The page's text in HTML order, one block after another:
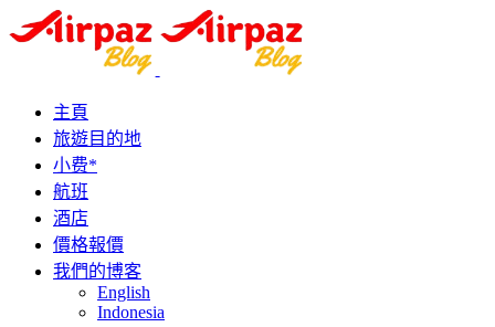
主頁
旅遊目的地
小费*
航班
酒店
價格報價
我們的博客
English
Indonesia